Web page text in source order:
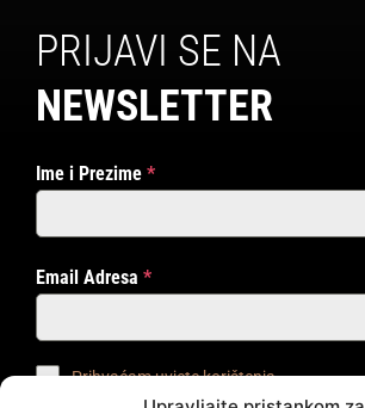
PRIJAVI SE NA
NEWSLETTER
Ime i Prezime *
Email Adresa *
Prihvaćam uvjete korištenja